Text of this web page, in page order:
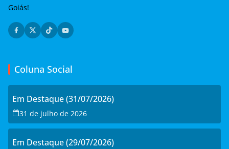
Goiás!
Coluna Social
Em Destaque (31/07/2026)
31 de julho de 2026
Em Destaque (29/07/2026)